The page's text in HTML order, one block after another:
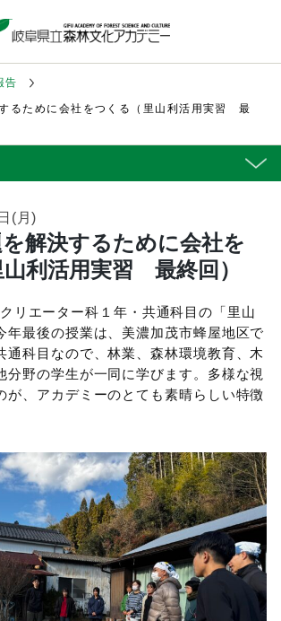
告
るために会社をつくる（里山利活用実習 最
(月)
解決するために会社を
利活用実習 最終回）
リエーター科１年・共通科目の「里山
年最後の授業は、美濃加茂市蜂屋地区で
通科目なので、林業、森林環境教育、木
分野の学生が一同に学びます。多様な視
が、アカデミーのとても素晴らしい特徴